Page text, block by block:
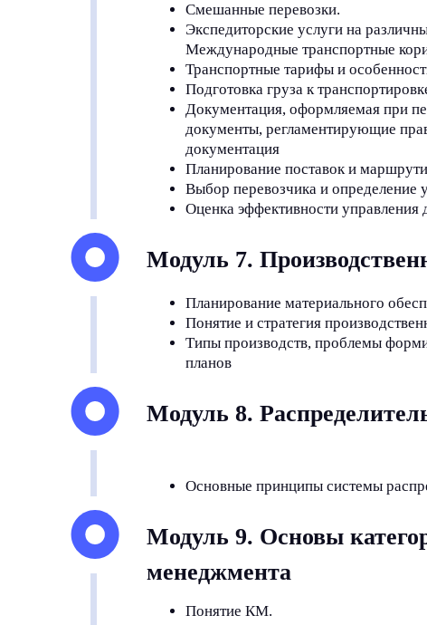
Смешанные перевозки.
Экспедиторские услуги на
Международные транспортные
Транспортные тарифы и
Подготовка груза к
Документация, оформляемая при
документы, регламентирующие
документация
Планирование поставок и
Выбор перевозчика и определение
Оценка эффективности управления
Модуль 7.
Планирование материального
Понятие и стратегия
Типы производств, проблемы
планов
Модуль 8.
Основные принципы системы
Модуль 9. Основы
менеджмента
Понятие КМ.